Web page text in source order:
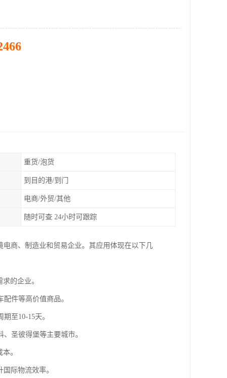
重货/泡货
到目的港/到门
电商/外贸/其他
随时可查 24小时可跟踪
商、制造业和贸易企业。其应用体现在以下几
求的企业。
配件等高价值商品。
期至10-15天。
、圣彼得堡等主要城市。
本。
际物流效率。